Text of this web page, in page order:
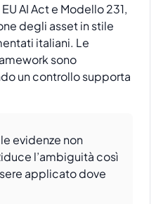
AI Act e Modello 231,
degli asset in stile
italiani. Le
sono
un controllo supporta
evidenze non
l’ambiguità così
applicato dove